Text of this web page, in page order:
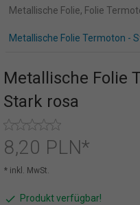
Metallische Folie, Folie
Metallische Folie Termoton -
Metallische Folie
Stark rosa
8,20 PLN*
* inkl. MwSt.
Produkt verfügbar!